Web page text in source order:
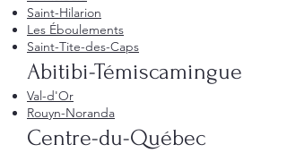
Saint-Hilarion
Les Éboulements
Saint-Tite-des-Caps
Abitibi-Témiscamingue
Val-d'Or
Rouyn-Noranda
Centre-du-Québec